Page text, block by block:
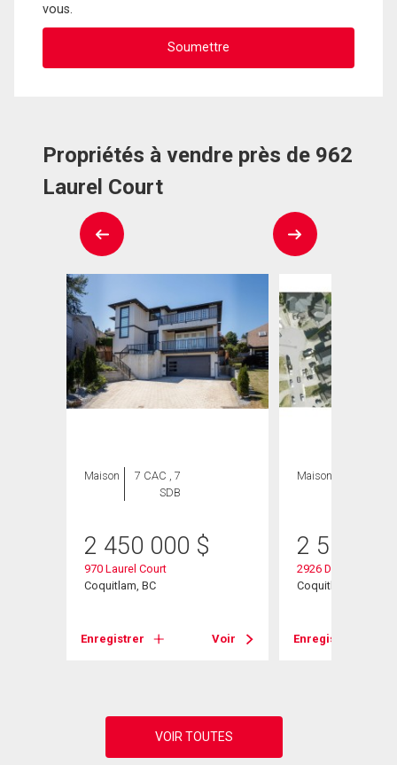
vous.
Propriétés à vendre près de 962
Laurel Court
Maison
7 CAC , 7
SDB
2 450 000 $
970 Laurel Court
Coquitlam, BC
Enregistrer Voir
Maison
2 500
2926 Dewdney
Coquitlam, BC
Enregistrer